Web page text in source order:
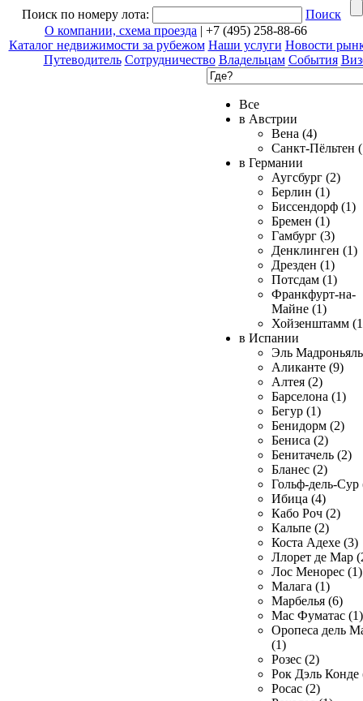
Поиск по номеру лота:
Поиск
О компании, схема проезда | +7 (495) 258-88-66
Каталог недвижимости за рубежом Наши услуги Новости
Путеводитель Сотрудничество Владельцам События
Все
в Австрии
Вена (4)
Санкт-Пёльтен
в Германии
Аугсбург (2)
Берлин (1)
Биссендорф (1)
Бремен (1)
Гамбург (3)
Денклинген (1)
Дрезден (1)
Потсдам (1)
Франкфурт-на-
Майне (1)
Хойзенштамм
в Испании
Эль
Аликанте (9)
Алтея (2)
Барселона (1)
Бегур (1)
Бенидорм (2)
Бениса (2)
Бенитачель (2)
Бланес (2)
Гольф-дель-Сур
Ибица (4)
Кабо Роч (2)
Кальпе (2)
Коста Адехе (3)
Ллорет де Мар
Лос Менорес (1)
Малага (1)
Марбелья (6)
Мас Фуматас (1)
Оропеса дель
(1)
Розес (2)
Рок Дэль Конде
Росас (2)